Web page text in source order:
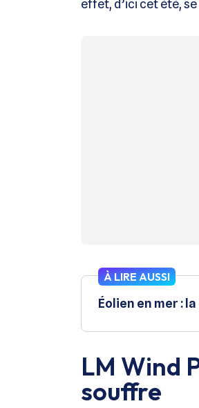
effet, d’ici cet été,
À LIRE AUSSI
Éolien en mer :
LM Wind
souffre